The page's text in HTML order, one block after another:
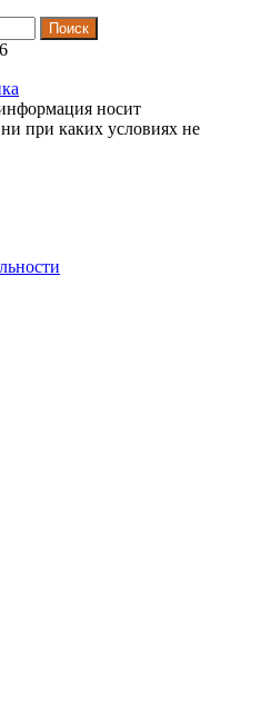
носит
при каких условиях не